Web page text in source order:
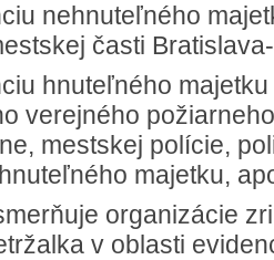
nehnuteľného
časti
hnuteľného
verejného
mestskej polície,
majetku,
organizácie
v oblasti